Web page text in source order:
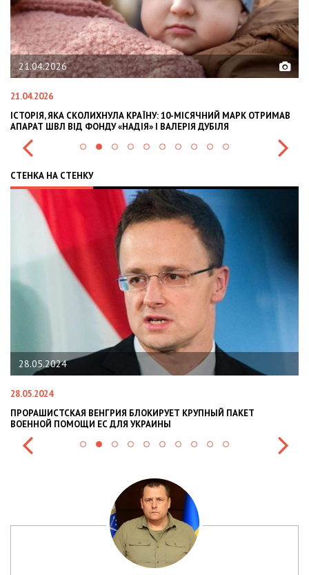
21.04.2026
21.04.2026
ІСТОРІЯ, ЯКА СКОЛИХНУЛА КРАЇНУ: 10-МІСЯЧНИЙ МАРК ОТРИМАВ
АПАРАТ ШВЛ ВІД ФОНДУ «НАДІЯ» І ВАЛЕРІЯ ДУБІЛЯ
СТЕНКА НА СТЕНКУ
28.05.2024
28.05.2024
ПРОРАШИСТСКАЯ ВЕНГРИЯ БЛОКИРУЕТ КРУПНЫЙ ПАКЕТ
ВОЕННОЙ ПОМОЩИ ЕС ДЛЯ УКРАИНЫ